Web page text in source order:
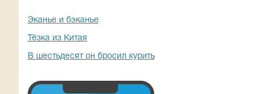
Эканье и бэканье
Тёзка из Китая
В шестьдесят он бросил курить